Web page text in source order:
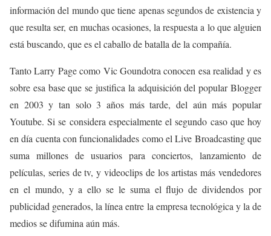
información del mundo que tiene apenas segundos de existencia y
que resulta ser, en muchas ocasiones, la respuesta a lo que alguien
está buscando, que es el caballo de batalla de la compañía.
Tanto Larry Page como Vic Goundotra conocen esa realidad y es
sobre esa base que se justifica la adquisición del popular Blogger
en 2003 y tan solo 3 años más tarde, del aún más popular
Youtube. Si se considera especialmente el segundo caso que hoy
en día cuenta con funcionalidades como el Live Broadcasting que
suma millones de usuarios para conciertos, lanzamiento de
películas, series de tv, y videoclips de los artistas más vendedores
en el mundo, y a ello se le suma el flujo de dividendos por
publicidad generados, la línea entre la empresa tecnológica y la de
medios se difumina aún más.